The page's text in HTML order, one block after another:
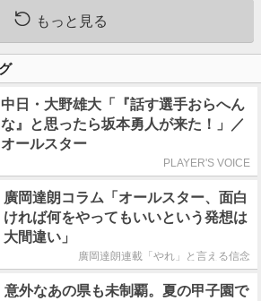
もっと見る
中日・大野雄大「『話す選手おらへん
な』と思ったら坂本勇人が来た！」／
オールスター
PLAYER'S VOICE
廣岡達朗コラム「オールスター、面白
ければ何をやってもいいという発想は
大間違い」
廣岡達朗連載「やれ」と言える信念
意外なあの県も未制覇。夏の甲子園で